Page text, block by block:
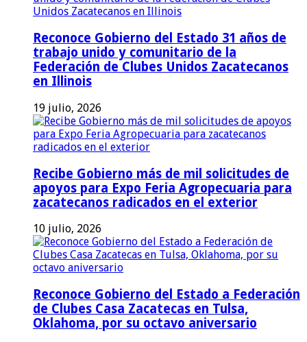
Reconoce Gobierno del Estado 31 años de
trabajo unido y comunitario de la
Federación de Clubes Unidos Zacatecanos
en Illinois
19 julio, 2026
Recibe Gobierno más de mil solicitudes de
apoyos para Expo Feria Agropecuaria para
zacatecanos radicados en el exterior
10 julio, 2026
Reconoce Gobierno del Estado a Federación
de Clubes Casa Zacatecas en Tulsa,
Oklahoma, por su octavo aniversario